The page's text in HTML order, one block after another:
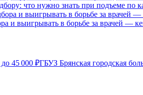
что нужно знать при подъеме по
и выигрывать в борьбе за врачей —
до 45 000 ₽ГБУЗ Брянская городская